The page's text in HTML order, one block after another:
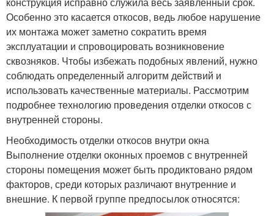
Особенно это касается откосов, ведь любое нарушение
их монтажа может заметно сократить время
эксплуатации и спровоцировать возникновение
сквозняков. Чтобы избежать подобных явлений, нужно
соблюдать определенный алгоритм действий и
использовать качественные материалы. Рассмотрим
подробнее технологию проведения отделки откосов с
внутренней стороны.
Необходимость отделки откосов внутри окна
Выполнение отделки оконных проемов с внутренней
стороны помещения может быть продиктовано рядом
факторов, среди которых различают внутренние и
внешние. К первой группе предпосылок относятся: